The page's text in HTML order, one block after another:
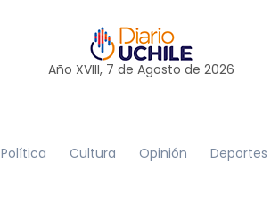
Año XVIII, 7 de Agosto de 2026
Política Cultura Opinión Deportes